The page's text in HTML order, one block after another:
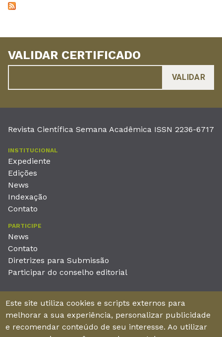
VALIDAR CERTIFICADO
Revista Científica Semana Acadêmica ISSN 2236-6717
INSTITUCIONAL
Expediente
Edições
News
Indexação
Contato
PARTICIPE
News
Contato
Diretrizes para Submissão
Participar do conselho editorial
Unieducar Inteligência Educacional Ltda
CNPJ: 05.569.970/0001-26
Av. Desembargador Moreira, No. 2001 – 11º andar - Bairro
Este site utiliza cookies e scripts externos para
melhorar a sua experiência, personalizar publicidade
e recomendar conteúdo de seu interesse. Ao utilizar